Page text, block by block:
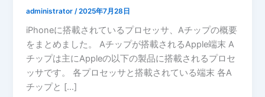
administrator /2025年7月28日
iPhoneに搭載されているプロセッサ、Aチップの概要
をまとめました。 Aチップが搭載されるApple端末 A
チップは主にAppleの以下の製品に搭載されるプロセ
ッサです。 各プロセッサと搭載されている端末 各A
チップと […]